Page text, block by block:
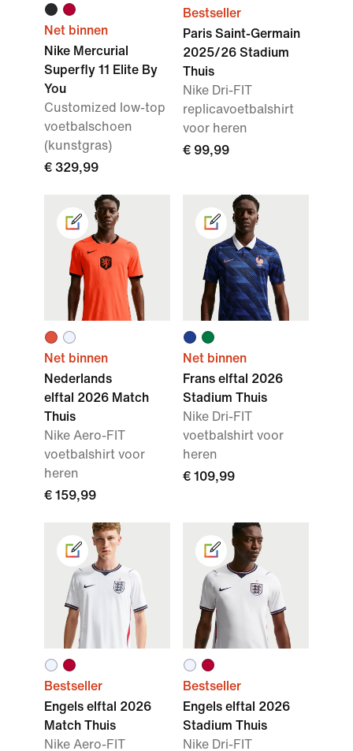
Net binnen
Nike Mercurial
Superfly 11 Elite By
You
Customized low-top
voetbalschoen
(kunstgras)
€ 329,99
Bestseller
Paris Saint-Germain
2025/26 Stadium
Thuis
Nike Dri-FIT
replicavoetbalshirt
voor heren
€ 99,99
Net binnen
Nederlands
elftal 2026 Match
Thuis
Nike Aero-FIT
voetbalshirt voor
heren
€ 159,99
Net binnen
Frans elftal 2026
Stadium Thuis
Nike Dri-FIT
voetbalshirt voor
heren
€ 109,99
Bestseller
Engels elftal 2026
Match Thuis
Nike Aero-FIT
Bestseller
Engels elftal 2026
Stadium Thuis
Nike Dri-FIT